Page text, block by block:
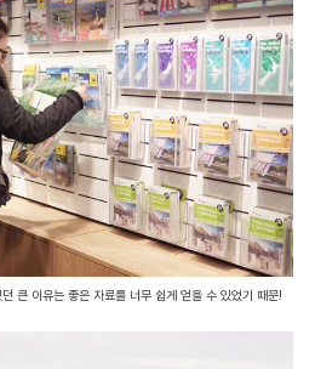
큰 이유는 좋은 자료를 너무 쉽게 얻을 수 있었기 때문!